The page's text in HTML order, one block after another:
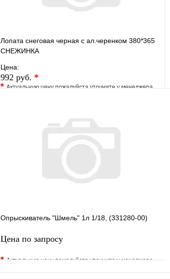
Лопата снеговая черная с ал.черенком 380*365
СНЕЖИНКА
Цена:
992 руб. *
*Актуальную цену пожалуйста уточните у менеджера
В корзину
Опрыскиватель "Шмель" 1л 1/18, (331280-00)
Цена по запросу
*Актуальную цену пожалуйста уточните у менеджера
В избранное Сравнение